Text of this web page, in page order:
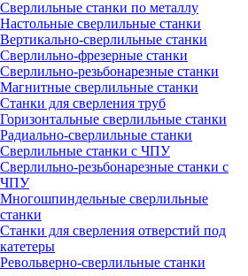
Сверлильные станки по металлу
Настольные сверлильные станки
Вертикально-сверлильные станки
Сверлильно-фрезерные станки
Сверлильно-резьбонарезные станки
Магнитные сверлильные станки
Станки для сверления труб
Горизонтальные сверлильные станки
Радиально-сверлильные станки
Сверлильные станки с ЧПУ
Сверлильно-резьбонарезные станки с
ЧПУ
Многошпиндельные сверлильные
станки
Станки для сверления отверстий под
катетеры
Револьверно-сверлильные станки